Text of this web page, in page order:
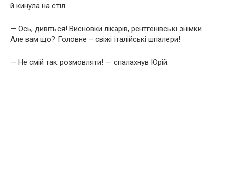
й кинула на стіл.
— Ось, дивіться! Висновки лікарів, рентгенівські знімки.
Але вам що? Головне – свіжі італійські шпалери!
— Не смій так розмовляти! — спалахнув Юрій.